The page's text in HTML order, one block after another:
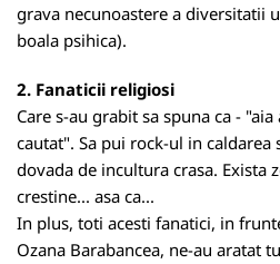
grava necunoastere a diversitatii
boala psihica).
2. Fanaticii religiosi
Care s-au grabit sa spuna ca - "aia
cautat". Sa pui rock-ul in caldarea
dovada de incultura crasa. Exista
crestine... asa ca...
In plus, toti acesti fanatici, in
Ozana Barabancea, ne-au aratat